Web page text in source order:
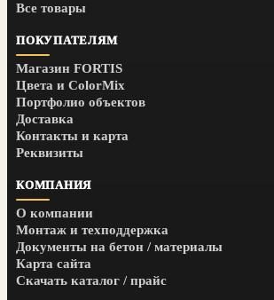
Все товары
ПОКУПАТЕЛЯМ
Магазин FORTIS
Цвета и ColorMix
Портфолио объектов
Доставка
Контакты и карта
Реквизиты
КОМПАНИЯ
О компании
Монтаж и техподдержка
Документы на бетон / материалы
Карта сайта
Скачать каталог / прайс